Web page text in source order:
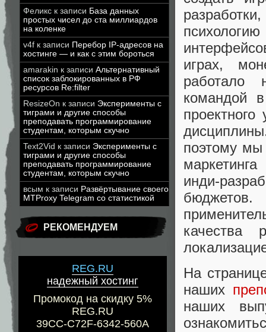
Феликс к записи База данных
простых чисел до ста миллиардов
на коленке
v4f к записи Перебор IP-адресов на
хостинге — и как с этим бороться
amarakin к записи Альтернативный
список заблокированных в РФ
ресурсов Re:filter
ResizeOn к записи Эксперименты с
тиграми и другие способы
преподавать программирование
студентам, которым скучно
Text2Vid к записи Эксперименты с
тиграми и другие способы
преподавать программирование
студентам, которым скучно
всым к записи Развёртывание своего
MTProxy Telegram со статистикой
РЕКОМЕНДУЕМ
REG.RU
надежный хостинг
Промокод на скидку 5%
REG.RU
39CC-C72F-6342-560A
играх,
работало
командой
поэтому мы
инди-
качества
На
наших
наших